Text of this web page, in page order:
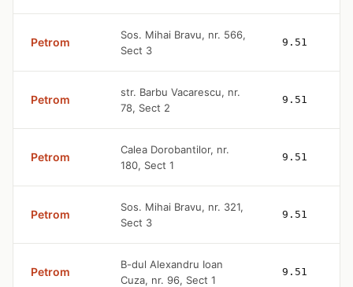
Petrom
Sos. Mihai Bravu, nr. 566,
Sect 3
9.51
Petrom
str. Barbu Vacarescu, nr.
78, Sect 2
9.51
Petrom
Calea Dorobantilor, nr.
180, Sect 1
9.51
Petrom
Sos. Mihai Bravu, nr. 321,
Sect 3
9.51
Petrom
B-dul Alexandru Ioan
Cuza, nr. 96, Sect 1
9.51